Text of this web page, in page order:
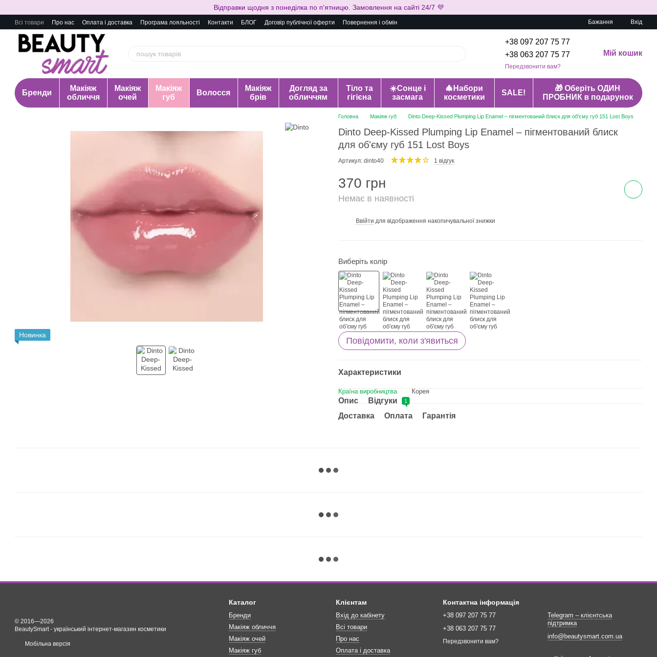
Відправки щодня з понеділка по п'ятницю. Замовлення на сайті 24/7 💜
Всі товари Про нас Оплата і доставка Програма лояльності Контакти БЛОГ Договір публічної оферти Повернення і обмін Бажання Вхід
+38 097 207 75 77
+38 063 207 75 77
Передзвонити вам?
Мій кошик
Бренди
Макіяж
обличчя
Макіяж
очей
Макіяж
губ
Волосся
Макіяж
брів
Догляд за
обличчям
Тіло та
гігієна
☀️Сонце і
засмага
🎄Набори
косметики
SALE!
🎁 Оберіть ОДИН
ПРОБНИК в подарунок
Новинка
Головна Макіяж губ Dinto Deep-Kissed Plumping Lip Enamel – пігментований блиск для об'єму губ 151 Lost Boys
Dinto Deep-Kissed Plumping Lip Enamel – пігментований блиск
для об'єму губ 151 Lost Boys
Артикул: dinto40 1 відгук
370 грн
Немає в наявності
Ввійти для відображення накопичувальної знижки
Виберіть колір
Повідомити, коли з'явиться
Характеристики
Країна виробництва Корея
Опис Відгуки 1
Доставка Оплата Гарантія
© 2016—2026
BeautySmart - український інтернет-магазин косметики
Мобільна версія
Каталог
Бренди
Макіяж обличчя
Макіяж очей
Макіяж губ
Клієнтам
Вхід до кабінету
Всі товари
Про нас
Оплата і доставка
Контактна інформація
+38 097 207 75 77
+38 063 207 75 77
Передзвонити вам?
Telegram – клієнтська
підтримка
info@beautysmart.com.ua